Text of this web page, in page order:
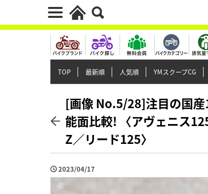
TOP 最新順 人気順 YMスクープCG
[画像 No.5/28]注目の国
能面比較! 〈アヴェニス
Z／リード125〉
2023/04/17